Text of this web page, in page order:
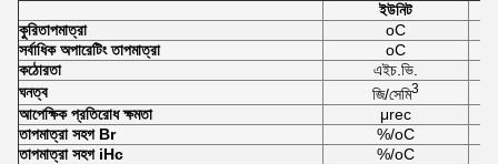
ইউনিট
কুরিতাপমাত্রা
oC
সর্বাধিক অপারেটিং তাপমাত্রা
oC
কঠোরতা
এইচ.ভি.
ঘনত্ব
জি/সেমি3
আপেক্ষিক প্রতিরোধ ক্ষমতা
μrec
তাপমাত্রা সহগ Br
%/oC
তাপমাত্রা সহগ iHc
%/oC